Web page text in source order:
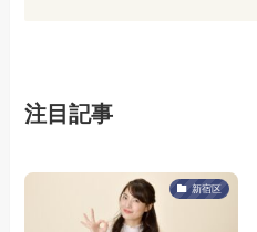
注目記事
新宿区